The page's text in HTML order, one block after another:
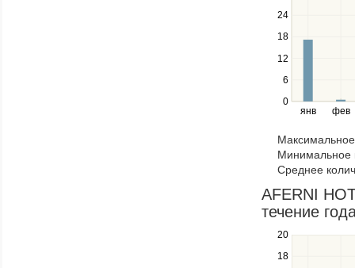
янв фев
0
6
12
18
24
series.
Use
the
and
right
navigate
through
items
in
a
series.
Минимальное
Среднее
AFERNI
течение
18
20
Use
the